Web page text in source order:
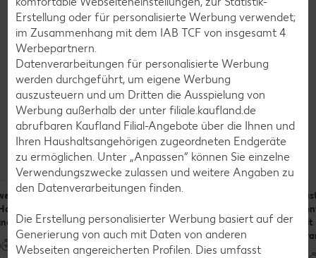
Wie lange ist Senf haltbar?
Wie lagert man Senf am besten?
Rezepte
Leckere Rezepte zum Nachkochen
Senf-
Bis zu 60 Minuten
Süßer
Senf
Bis zu 30 Minuten
mit
Erstellung oder für personalisierte Werbung verwendet;
im Zusammenhang mit dem IAB TCF von insgesamt 4
Werbepartnern.
Datenverarbeitungen für personalisierte Werbung
werden durchgeführt, um eigene Werbung
auszusteuern und um Dritten die Ausspielung von
Werbung außerhalb der unter filiale.kaufland.de
abrufbaren Kaufland Filial-Angebote über die Ihnen und
Ihren Haushaltsangehörigen zugeordneten Endgeräte
zu ermöglichen. Unter „Anpassen“ können Sie einzelne
Verwendungszwecke zulassen und weitere Angaben zu
den Datenverarbeitungen finden.
Die Erstellung personalisierter Werbung basiert auf der
Generierung von auch mit Daten von anderen
Webseiten angereicherten Profilen. Dies umfasst